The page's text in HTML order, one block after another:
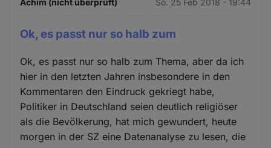
Achim (nicht überprüft) So. 25 Feb 2018 - 19:44
Ok, es passt nur so halb zum
Ok, es passt nur so halb zum Thema, aber da ich
hier in den letzten Jahren insbesondere in den
Kommentaren den Eindruck gekriegt habe,
Politiker in Deutschland seien deutlich religiöser
als die Bevölkerung, hat mich gewundert, heute
morgen in der SZ eine Datenanalyse zu lesen, die